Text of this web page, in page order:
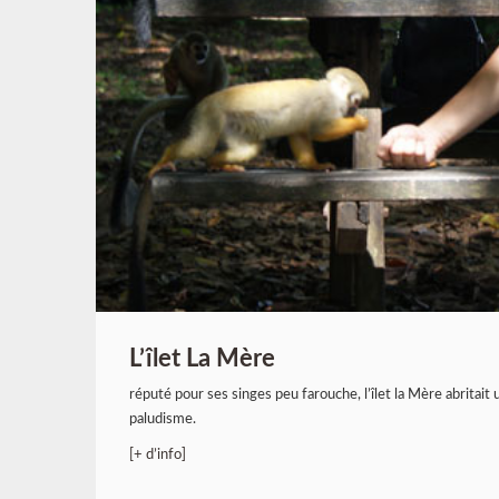
L’îlet La Mère
réputé pour ses singes peu farouche, l’îlet la Mère
paludisme.
[+ d’info]